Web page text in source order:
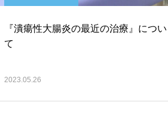
『潰瘍性大腸炎の最近の治療』につい
て
2023.05.26